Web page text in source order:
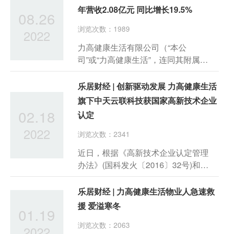
月30日止六个月（“期内”）之中期业
绩。
08.26
2022
年营收2.08亿元 同比增长19.5%
浏览次数：1989
力高健康生活有限公司（“本公
司”或“力高健康生活”，连同其附属公
司统称“本集团”，香港联交所股份代
号：2370），欣然宣布截至2022年6
月30日止六个月（“期内”）之中期业
绩。
02.18
2022
乐居财经 | 创新驱动发展 力高健康生活
旗下中天云联科技获国家高新技术企业
认定
浏览次数：2341
近日，根据《高新技术企业认定管理
办法》(国科发火〔2016〕32号)和
《高新技术企业认定管理工作指引》
(国科发火〔2016〕195号)有关规定，
全国高新技术企业认定管理工作领导
小组办公室下发了...
01.19
乐居财经 | 力高健康生活物业人急速救
援 爱溢寒冬
浏览次数：2063